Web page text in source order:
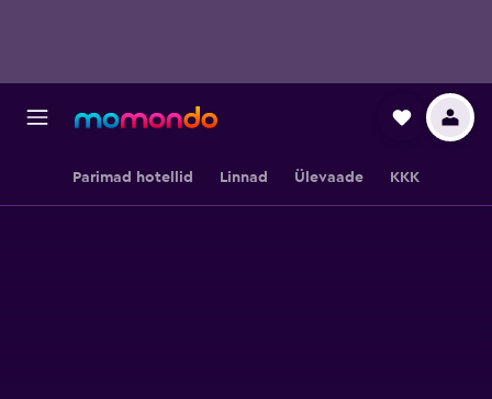
Parimad hotellid Linnad Ülevaade KKK